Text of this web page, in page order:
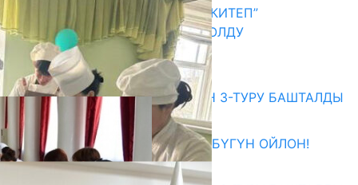
АКЫН А.ИСМАИЛОВ “АЛТЫН КИТЕП”
СЫЙЛЫГЫНЫН ЛАУРЕАТЫ БОЛДУ
06.08.2026
Абитуриент
ЖОЖДОРГО КАБЫЛ АЛУУНУН 3-ТУРУ БАШТАЛДЫ
27.07.2026
ӨЗҮҢДҮН КЕЛЕЧЕГИҢ ҮЧҮН БҮГҮН ОЙЛОН!
20.07.2026